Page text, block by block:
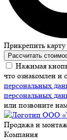
Прикрепить карту
Рассчитать
Нажимая
что ознакомлен и
персональных
персональных
или позвоните
Продажа и
Компания